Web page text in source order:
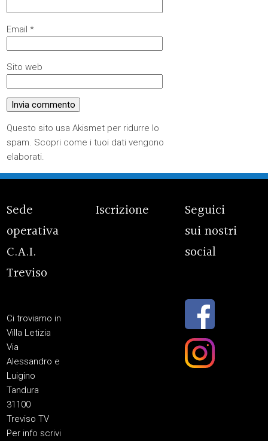
Email*
Sito web
Questo sito usa Akismet per ridurre lo
spam. Scopri come i tuoi dati vengono
elaborati.
Sede
operativa
C.A.I.
Treviso
Ci troviamo in
Villa Letizia
Via
Alessandro e
Luigino
Tandura
31100
Treviso TV
Per info scrivi
Iscrizione
Seguici
sui nostri
social